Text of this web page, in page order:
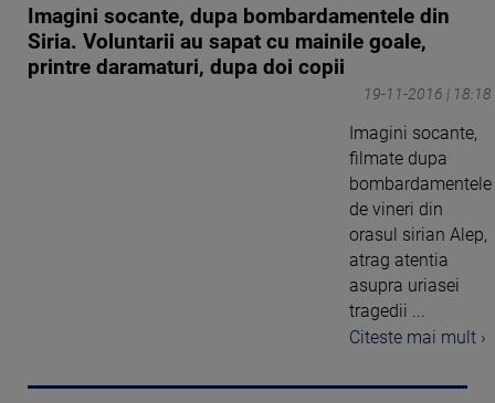
Imagini socante, dupa bombardamentele din
Siria. Voluntarii au sapat cu mainile goale,
printre daramaturi, dupa doi copii
19-11-2016 | 18:18
Imagini socante,
filmate dupa
bombardamentele
de vineri din
orasul sirian Alep,
atrag atentia
asupra uriasei
tragedii ...
Citeste mai mult ›